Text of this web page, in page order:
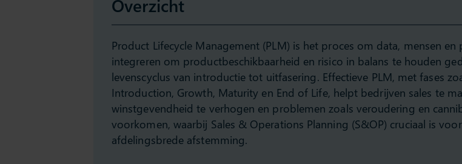
Overzicht
Product Lifecycle Management (PLM) is het proces om data, mensen en
integreren om productbeschikbaarheid en risico in balans te houden
levenscyclus van introductie tot uitfasering. Effectieve PLM, met fases
Introduction, Growth, Maturity en End of Life, helpt bedrijven sales te
winstgevendheid te verhogen en problemen zoals veroudering en
voorkomen, waarbij Sales & Operations Planning (S&OP) cruciaal is voor
afdelingsbrede afstemming.